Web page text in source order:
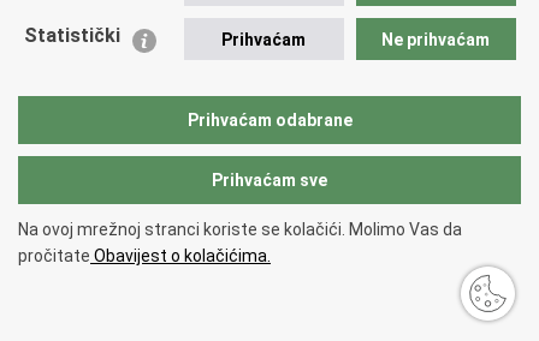
Zaklada policijske solidarnosti
Vučetić"
Copyright © 2026 Policijska uprava istarska.
pristupačnosti.
Statistički Prihvaćam Ne prihvaćam
Prihvaćam odabrane
Prihvaćam sve
Na ovoj mrežnoj stranci koriste se kolačići. Molimo Vas da
pročitate Obavijest o kolačićima.